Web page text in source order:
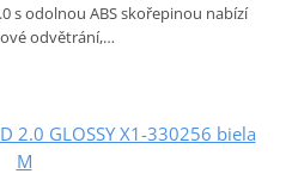
s odolnou ABS skořepinou nabízí
odvětrání,…
2.0 GLOSSY X1-330256 biela
M